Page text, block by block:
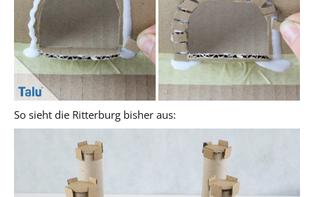
So sieht die Ritterburg bisher aus: